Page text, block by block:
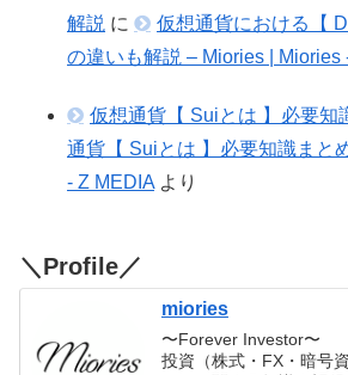
解説 に
仮想通貨における【
の違いも解説 – Miories | Miories
仮想通貨【 Suiとは 】必要知
通貨【 Suiとは 】必要知識まと
- Z MEDIA より
＼Profile／
miories
〜Forever Investor〜
投資（株式・FX・暗号